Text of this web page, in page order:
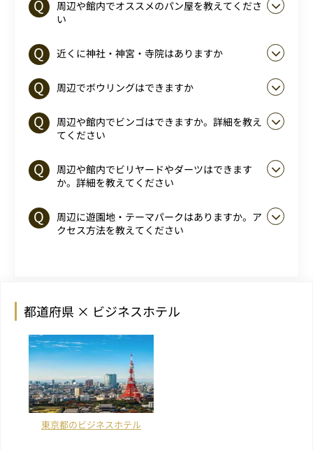
周辺や館内でオススメのパン屋を教えてくださ
い
近くに神社・神宮・寺院はありますか
周辺でボウリングはできますか
周辺や館内でビンゴはできますか。詳細を教え
てください
周辺や館内でビリヤードやダーツはできます
か。詳細を教えてください
周辺に遊園地・テーマパークはありますか。ア
クセス方法を教えてください
都道府県 × ビジネスホテル
東京都のビジネスホテル